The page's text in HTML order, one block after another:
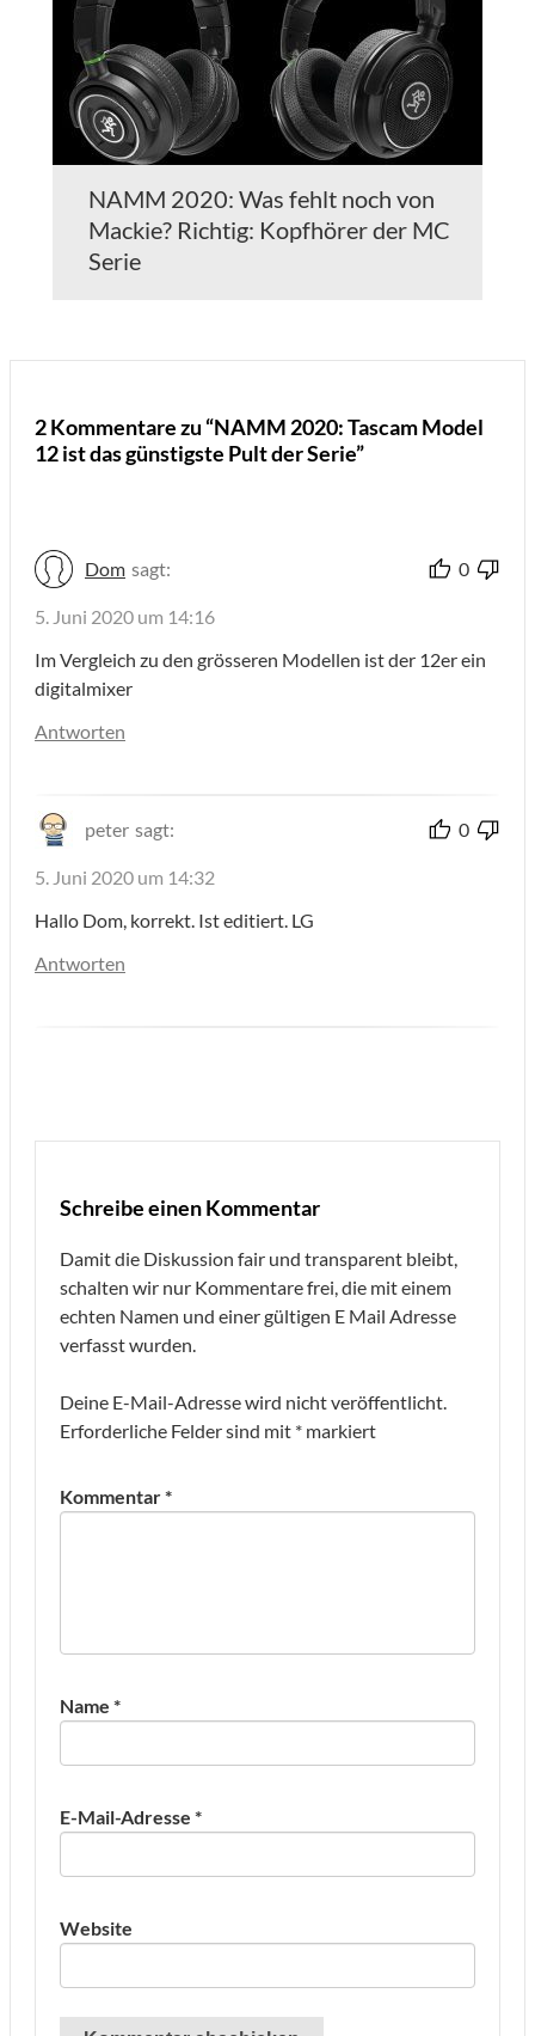
NAMM 2020: Was fehlt noch von
Mackie? Richtig: Kopfhörer der MC
Serie
2 Kommentare zu “NAMM 2020: Tascam Model
12 ist das günstigste Pult der Serie”
Dom sagt: 0
5. Juni 2020 um 14:16
Im Vergleich zu den grösseren Modellen ist der 12er ein
digitalmixer
Antworten
peter sagt: 0
5. Juni 2020 um 14:32
Hallo Dom, korrekt. Ist editiert. LG
Antworten
Schreibe einen Kommentar
Damit die Diskussion fair und transparent bleibt,
schalten wir nur Kommentare frei, die mit einem
echten Namen und einer gültigen E Mail Adresse
verfasst wurden.
Deine E-Mail-Adresse wird nicht veröffentlicht.
Erforderliche Felder sind mit * markiert
Kommentar*
Name *
E-Mail-Adresse *
Website